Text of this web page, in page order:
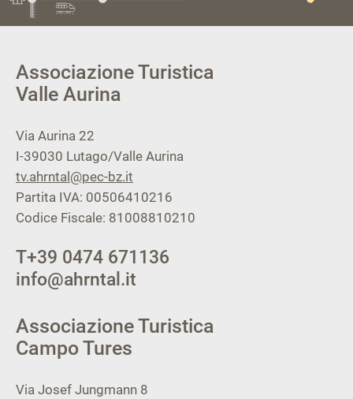
Associazione Turistica
Valle Aurina
Via Aurina 22
I-39030 Lutago/Valle Aurina
tv.ahrntal@pec-bz.it
Partita IVA: 00506410216
Codice Fiscale: 81008810210
T+39 0474 671136
info@ahrntal.it
Associazione Turistica
Campo Tures
Via Josef Jungmann 8